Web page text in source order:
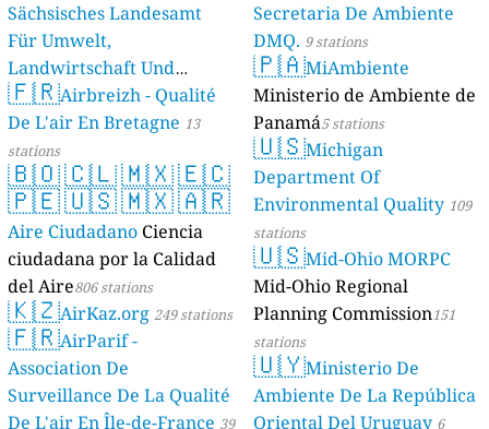
Sächsisches Landesamt
Für Umwelt,
Landwirtschaft Und
Geologie) 50 stations
🇫🇷Airbreizh - Qualité
De L'air En Bretagne 13
stations
🇧🇴🇨🇱🇲🇽🇪🇨
🇵🇪🇺🇸🇲🇽🇦🇷
Aire Ciudadano Ciencia
ciudadana por la Calidad
del Aire806 stations
🇰🇿AirKaz.org 249 stations
🇫🇷AirParif -
Association De
Surveillance De La Qualité
De L'air En Île-de-France 39
Secretaria De Ambiente
DMQ. 9 stations
🇵🇦MiAmbiente
Ministerio de Ambiente de
Panamá5 stations
🇺🇸Michigan
Department Of
Environmental Quality 109
stations
🇺🇸Mid-Ohio MORPC
Mid-Ohio Regional
Planning Commission151
stations
🇺🇾Ministerio De
Ambiente De La República
Oriental Del Uruguay 6